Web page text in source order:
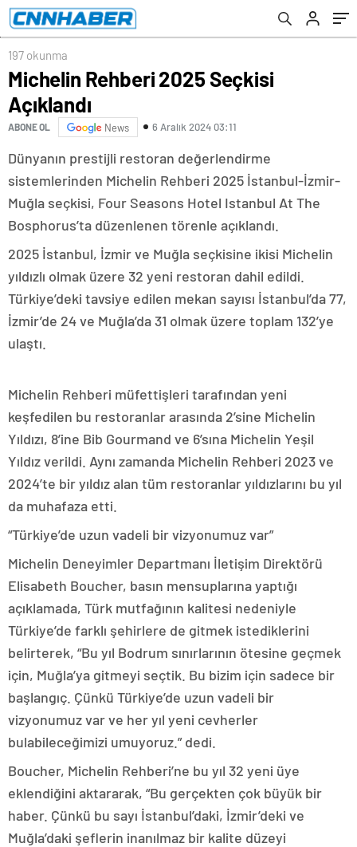
197 okunma
Michelin Rehberi 2025 Seçkisi
Açıklandı
ABONE OL News 6 Aralık 2024 03:11
Dünyanın prestijli restoran değerlendirme
sistemlerinden Michelin Rehberi 2025 İstanbul-İzmir-
Muğla seçkisi, Four Seasons Hotel Istanbul At The
Bosphorus’ta düzenlenen törenle açıklandı.
2025 İstanbul, İzmir ve Muğla seçkisine ikisi Michelin
yıldızlı olmak üzere 32 yeni restoran dahil edildi.
Türkiye’deki tavsiye edilen mekan sayısı İstanbul’da 77,
İzmir’de 24 ve Muğla’da 31 olmak üzere toplam 132’ye
ulaştı.
Michelin Rehberi müfettişleri tarafından yeni
keşfedilen bu restoranlar arasında 2’sine Michelin
Yıldızı, 8’ine Bib Gourmand ve 6’sına Michelin Yeşil
Yıldız verildi. Aynı zamanda Michelin Rehberi 2023 ve
2024’te bir yıldız alan tüm restoranlar yıldızlarını bu yıl
da muhafaza etti.
“Türkiye’de uzun vadeli bir vizyonumuz var”
Michelin Deneyimler Departmanı İletişim Direktörü
Elisabeth Boucher, basın mensuplarına yaptığı
açıklamada, Türk mutfağının kalitesi nedeniyle
Türkiye’de farklı şehirlere de gitmek istediklerini
belirterek, “Bu yıl Bodrum sınırlarının ötesine geçmek
için, Muğla’ya gitmeyi seçtik. Bu bizim için sadece bir
başlangıç. Çünkü Türkiye’de uzun vadeli bir
vizyonumuz var ve her yıl yeni cevherler
bulabileceğimizi umuyoruz.” dedi.
Boucher, Michelin Rehberi’ne bu yıl 32 yeni üye
eklendiğini aktararak, “Bu gerçekten çok büyük bir
haber. Çünkü bu sayı İstanbul’daki, İzmir’deki ve
Muğla’daki şeflerin inanılmaz bir kalite düzeyi